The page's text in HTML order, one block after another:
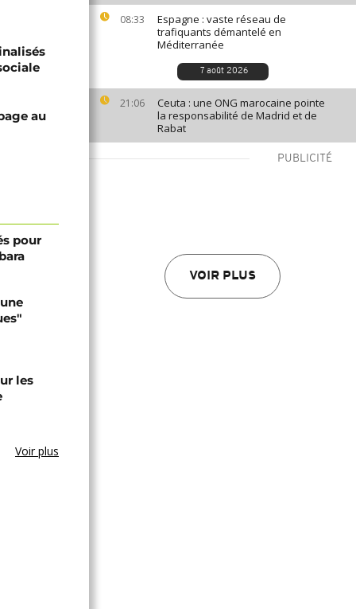
08:33
Espagne : vaste réseau de
trafiquants démantelé en
Méditerranée
7 août 2026
21:06
Ceuta : une ONG marocaine pointe
la responsabilité de Madrid et de
Rabat
PUBLICITÉ
VOIR PLUS
au
pour
les
Voir plus